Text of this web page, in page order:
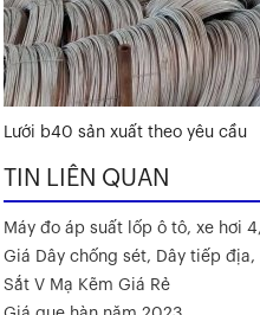
Lưới b40 sản xuất theo yêu cầu
TIN LIÊN QUAN
Máy đo áp suất lốp ô tô, xe hơi
Giá Dây chống sét, Dây tiếp
Sắt V Mạ Kẽm Giá Rẻ